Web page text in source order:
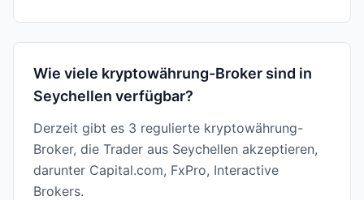
Wie viele kryptowährung-Broker sind in
Seychellen verfügbar?
Derzeit gibt es 3 regulierte kryptowährung-
Broker, die Trader aus Seychellen akzeptieren,
darunter Capital.com, FxPro, Interactive
Brokers.